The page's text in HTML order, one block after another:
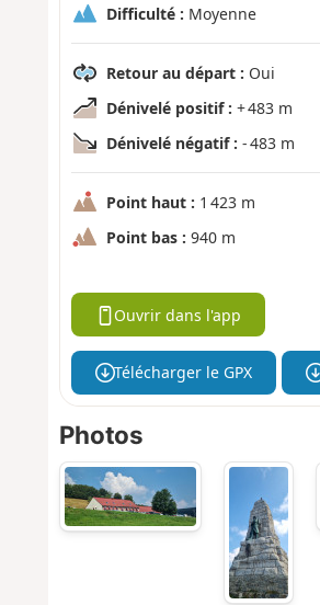
Difficulté : Moyenne
Retour au départ : Oui
Dénivelé positif : + 483 m
Dénivelé négatif : - 483 m
Point haut : 1 423 m
Point bas : 940 m
Ouvrir dans l'app
Télécharger le GPX
Photos